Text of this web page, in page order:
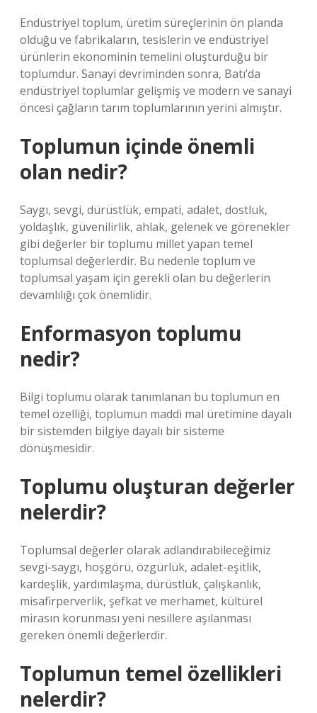
Endüstriyel toplum, üretim süreçlerinin ön planda
olduğu ve fabrikaların, tesislerin ve endüstriyel
ürünlerin ekonominin temelini oluşturduğu bir
toplumdur. Sanayi devriminden sonra, Batı’da
endüstriyel toplumlar gelişmiş ve modern ve sanayi
öncesi çağların tarım toplumlarının yerini almıştır.
Toplumun içinde önemli
olan nedir?
Saygı, sevgi, dürüstlük, empati, adalet, dostluk,
yoldaşlık, güvenilirlik, ahlak, gelenek ve görenekler
gibi değerler bir toplumu millet yapan temel
toplumsal değerlerdir. Bu nedenle toplum ve
toplumsal yaşam için gerekli olan bu değerlerin
devamlılığı çok önemlidir.
Enformasyon toplumu
nedir?
Bilgi toplumu olarak tanımlanan bu toplumun en
temel özelliği, toplumun maddi mal üretimine dayalı
bir sistemden bilgiye dayalı bir sisteme
dönüşmesidir.
Toplumu oluşturan değerler
nelerdir?
Toplumsal değerler olarak adlandırabileceğimiz
sevgi-saygı, hoşgörü, özgürlük, adalet-eşitlik,
kardeşlik, yardımlaşma, dürüstlük, çalışkanlık,
misafirperverlik, şefkat ve merhamet, kültürel
mirasın korunması yeni nesillere aşılanması
gereken önemli değerlerdir.
Toplumun temel özellikleri
nelerdir?